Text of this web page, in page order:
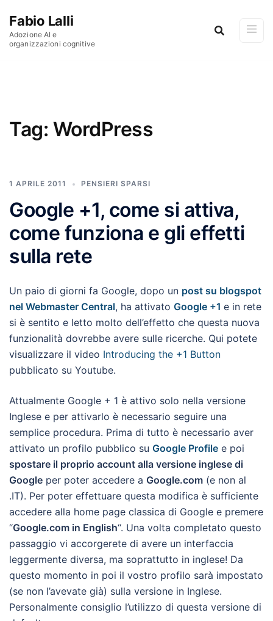
Fabio Lalli
Adozione AI e
organizzazioni cognitive
Tag: WordPress
1 APRILE 2011 PENSIERI SPARSI
Google +1, come si attiva,
come funziona e gli effetti
sulla rete
Un paio di giorni fa Google, dopo un post su blogspot
nel Webmaster Central, ha attivato Google +1 e in rete
si è sentito e letto molto dell’effetto che questa nuova
funzionalità dovrebbe avere sulle ricerche. Qui potete
visualizzare il video Introducing the +1 Button
pubblicato su Youtube.
Attualmente Google + 1 è attivo solo nella versione
Inglese e per attivarlo è necessario seguire una
semplice procedura. Prima di tutto è necessario aver
attivato un profilo pubblico su Google Profile e poi
spostare il proprio account alla versione inglese di
Google per poter accedere a Google.com (e non al
.IT). Per poter effettuare questa modifica è sufficiente
accedere alla home page classica di Google e premere
“Google.com in English“. Una volta completato questo
passaggio vi accorgerete di avere un interfaccia
leggermente diversa, ma soprattutto in inglese! Da
questo momento in poi il vostro profilo sarà impostato
(se non l’avevate già) sulla versione in Inglese.
Personalmente consiglio l’utilizzo di questa versione di